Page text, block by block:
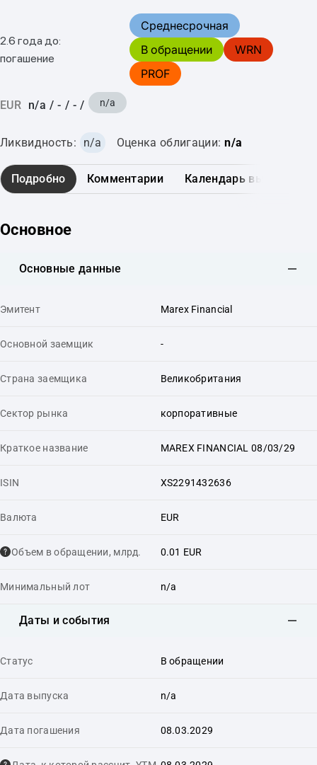
2.6 года до:
погашение
Среднесрочная
В обращении
WRN
PROF
EUR n/a / - / - / n/a
Ликвидность: n/a Оценка облигации: n/a
Подробно Комментарии Календарь выплат
Основное
Основные данные
Эмитент Marex Financial
Основной заемщик -
Страна заемщика Великобритания
Сектор рынка корпоративные
Краткое название MAREX FINANCIAL 08/03/29
ISIN XS2291432636
Валюта EUR
Объем в обращении, млрд. 0.01 EUR
Минимальный лот n/a
Даты и события
Статус В обращении
Дата выпуска n/a
Дата погашения 08.03.2029